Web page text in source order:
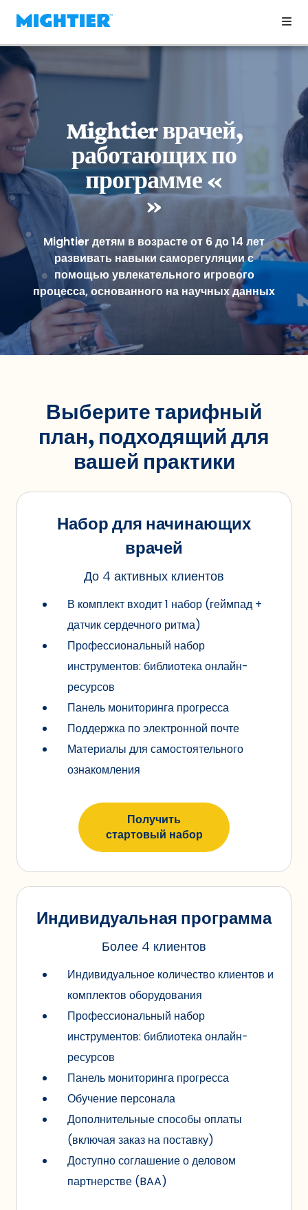
Mightier врачей,
работающих по
программе «
»
Mightier детям в возрасте от 6 до 14 лет
развивать навыки саморегуляции с
помощью увлекательного игрового
процесса, основанного на научных данных
Выберите тарифный
план, подходящий для
вашей практики
Набор для начинающих
врачей
До 4 активных клиентов
В комплект входит 1 набор (геймпад +
датчик сердечного ритма)
Профессиональный набор
инструментов: библиотека онлайн-
ресурсов
Панель мониторинга прогресса
Поддержка по электронной почте
Материалы для самостоятельного
ознакомления
Получить
стартовый набор
Индивидуальная программа
Более 4 клиентов
Индивидуальное количество клиентов и
комплектов оборудования
Профессиональный набор
инструментов: библиотека онлайн-
ресурсов
Панель мониторинга прогресса
Обучение персонала
Дополнительные способы оплаты
(включая заказ на поставку)
Доступно соглашение о деловом
партнерстве (BAA)